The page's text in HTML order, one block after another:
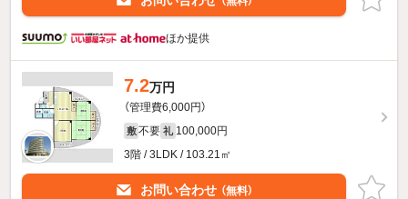
ほか提供
7.2万円
（管理費6,000円）
敷 不要 礼 100,000円
3階 / 3LDK / 103.21㎡
お問い合わせ （無料）